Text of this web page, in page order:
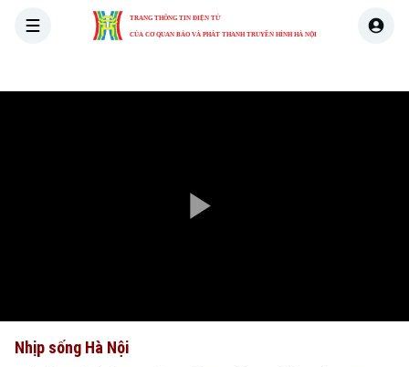
TRANG THÔNG TIN ĐIỆN TỬ
CỦA CƠ QUAN BÁO VÀ PHÁT THANH TRUYỀN HÌNH HÀ NỘI
Nhịp sống Hà Nội